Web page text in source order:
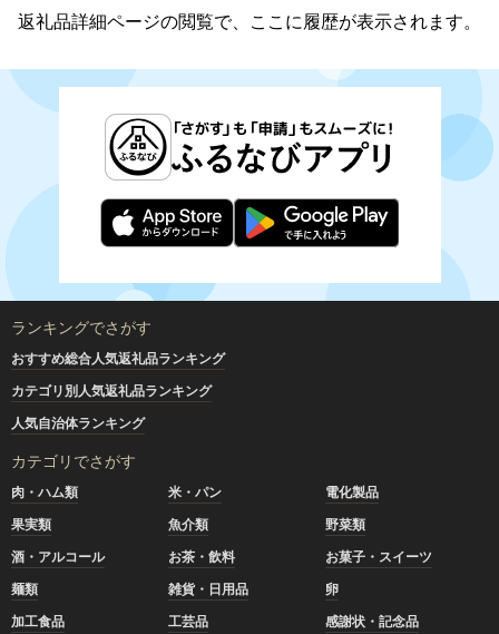
返礼品詳細ページの閲覧で、ここに履歴が表示されます。
ランキングでさがす
おすすめ総合人気返礼品ランキング
カテゴリ別人気返礼品ランキング
人気自治体ランキング
カテゴリでさがす
肉・ハム類 米・パン
電化製品
果実類
魚介類
野菜類
酒・アルコール
お茶・飲料
お菓子・スイーツ
麺類
雑貨・日用品
卵
加工食品
工芸品
感謝状・記念品